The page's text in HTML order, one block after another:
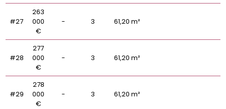
#27
263
000
€
- 3 61,20 m²
#28
277
000
€
- 3 61,20 m²
#29
278
000
€
- 3 61,20 m²